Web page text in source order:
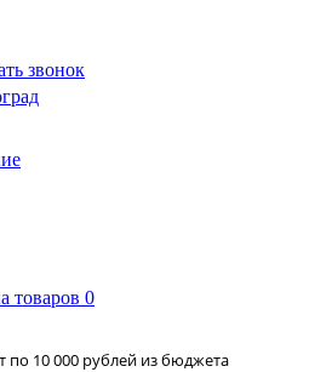
звонок
товаров 0
по 10 000 рублей из бюджета